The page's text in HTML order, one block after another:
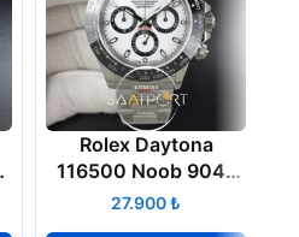
Rolex Daytona
116500 Noob 904L
Case and Bracelet
₺